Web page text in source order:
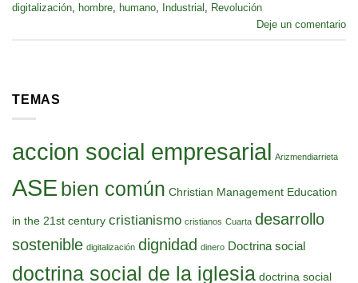
digitalización hombre humano Industrial
Revolución
Deje un comentario
TEMAS
accion social empresarial Arizmendiarrieta
ASE bien común Christian Management Education
in the 21st century cristianismo cristianos Cuarta desarrollo
sostenible digitalización dignidad dinero Doctrina social
doctrina social de la iglesia doctrina social